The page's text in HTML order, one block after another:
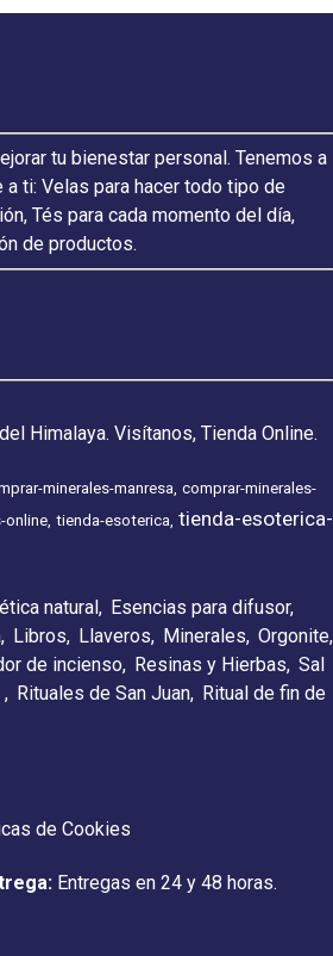
tu bienestar personal. Tenemos a
ti: Velas para hacer todo tipo de
Tés para cada momento del día,
de productos.
Himalaya. Visítanos, Tienda Online.
minerales-manresa comprar-minerales-
online tienda-esoterica tienda-esoterica-
natural Esencias para difusor
Libros Llaveros Minerales Orgonite
de incienso Resinas y Hierbas Sal
Rituales de San Juan Ritual de fin de
de Cookies
Entregas en 24 y 48 horas.